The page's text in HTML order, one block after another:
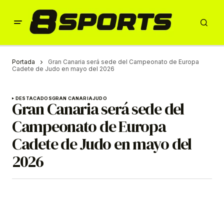
Portada
Gran Canaria será sede del Campeonato de Europa
Cadete de Judo en mayo del 2026
DESTACADOSGRAN CANARIAJUDO
Gran Canaria será sede del
Campeonato de Europa
Cadete de Judo en mayo del
2026